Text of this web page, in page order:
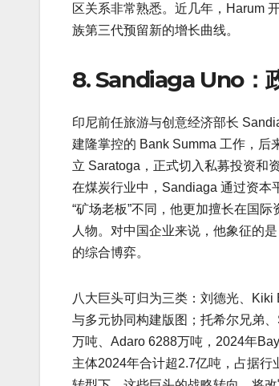
区关系非常熟悉。近几年，Harum
族第三代预留新的增长曲线。
8. Sandiaga Uno：
印尼前任旅游与创意经济部长
建隆掌控的 Bank Summa 工作，后
立 Saratoga，正式切入私募投资和
在煤炭行业中，Sandiaga 通过资本
“矿场老板”不同，他更加擅长在国
人物。对中国企业来说，他象征的
的综合博弈。
八大巨头可归为三类：刘德光、
与多元协同构建版图；托希尔兄弟
万吨、Adaro 6288万吨，2024年
主体2024年合计超2.7亿吨，占据